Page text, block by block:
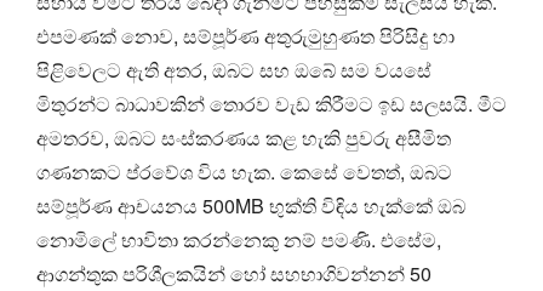
එපමණක් නොව, සම්පූර්ණ අතුරුමුහුණත පිරිසිදු හා
පිළිවෙලට ඇති අතර, ඔබට සහ ඔබේ සම වයසේ
මිතුරන්ට බාධාවකින් තොරව වැඩ කිරීමට ඉඩ සලසයි. මීට
අමතරව, ඔබට සංස්කරණය කළ හැකි පුවරු අසීමිත
ගණනකට ප්රවේශ විය හැක. කෙසේ වෙතත්, ඔබට
සම්පූර්ණ ආචයනය 500MB භුක්ති විඳිය හැක්කේ ඔබ
නොමිලේ භාවිතා කරන්නෙකු නම් පමණි. එසේම,
ආගන්තුක පරිශීලකයින් හෝ සහභාගිවන්නන් 50